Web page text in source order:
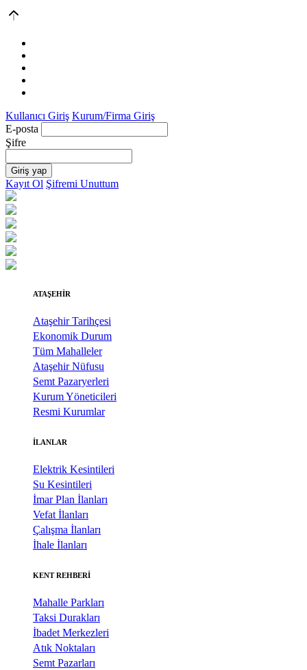
Kullanıcı Giriş Kurum/Firma Giriş
E-posta
Şifre
Giriş yap
Kayıt Ol Şifremi Unuttum
ATAŞEHİR
Ataşehir Tarihçesi
Ekonomik Durum
Tüm Mahalleler
Ataşehir Nüfusu
Semt Pazaryerleri
Kurum Yöneticileri
Resmi Kurumlar
İLANLAR
Elektrik Kesintileri
Su Kesintileri
İmar Plan İlanları
Vefat İlanları
Çalışma İlanları
İhale İlanları
KENT REHBERİ
Mahalle Parkları
Taksi Durakları
İbadet Merkezleri
Atık Noktaları
Semt Pazarları